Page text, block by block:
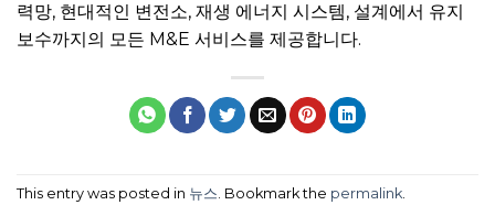
력망, 현대적인 변전소, 재생 에너지 시스템, 설계에서 유지
보수까지의 모든 M&E 서비스를 제공합니다.
This entry was posted in 뉴스 . Bookmark the permalink